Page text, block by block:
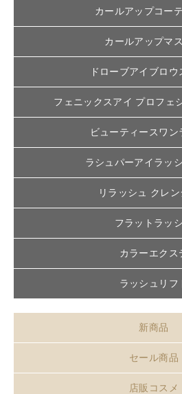
カールアップコー
カールアップマ
ドローブアイブロウ
フェニックスアイ プロフェ
ビューティースワン
ラシュパーアイラッ
リラッシュ クレ
フラットラッ
カラーエクス
ラッシュリフ
新商品
セール商品
店販コスメ